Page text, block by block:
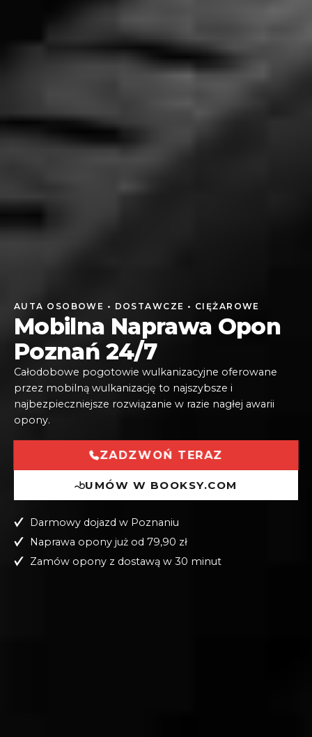
AUTA OSOBOWE • DOSTAWCZE • CIĘŻAROWE
Mobilna Naprawa Opon
Poznań 24/7
Całodobowe pogotowie wulkanizacyjne oferowane
przez mobilną wulkanizację to najszybsze i
najbezpieczniejsze rozwiązanie w razie nagłej awarii
opony.
UMÓW W BOOKSY.COM
Darmowy dojazd w Poznaniu
Naprawa opony już od 79,90 zł
Zamów opony z dostawą w 30 minut